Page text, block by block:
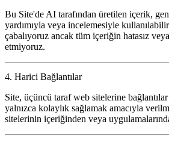
Bu Site'de AI tarafından üretilen içerik,
yardımıyla veya incelemesiyle
çabalıyoruz ancak tüm içeriğin hatasız
etmiyoruz.
4. Harici Bağlantılar
Site, üçüncü taraf web sitelerine
yalnızca kolaylık sağlamak amacıyla
sitelerinin içeriğinden veya